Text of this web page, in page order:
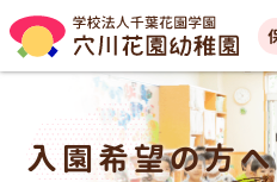
入園希望の方